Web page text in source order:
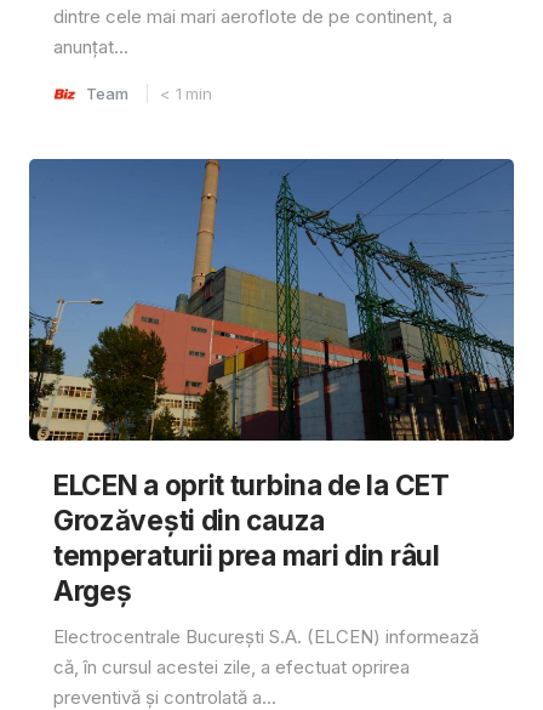
dintre cele mai mari aeroflote de pe continent, a
anunțat...
Team < 1 min
ELCEN a oprit turbina de la CET
Grozăvești din cauza
temperaturii prea mari din râul
Argeș
Electrocentrale București S.A. (ELCEN) informează
că, în cursul acestei zile, a efectuat oprirea
preventivă și controlată a...